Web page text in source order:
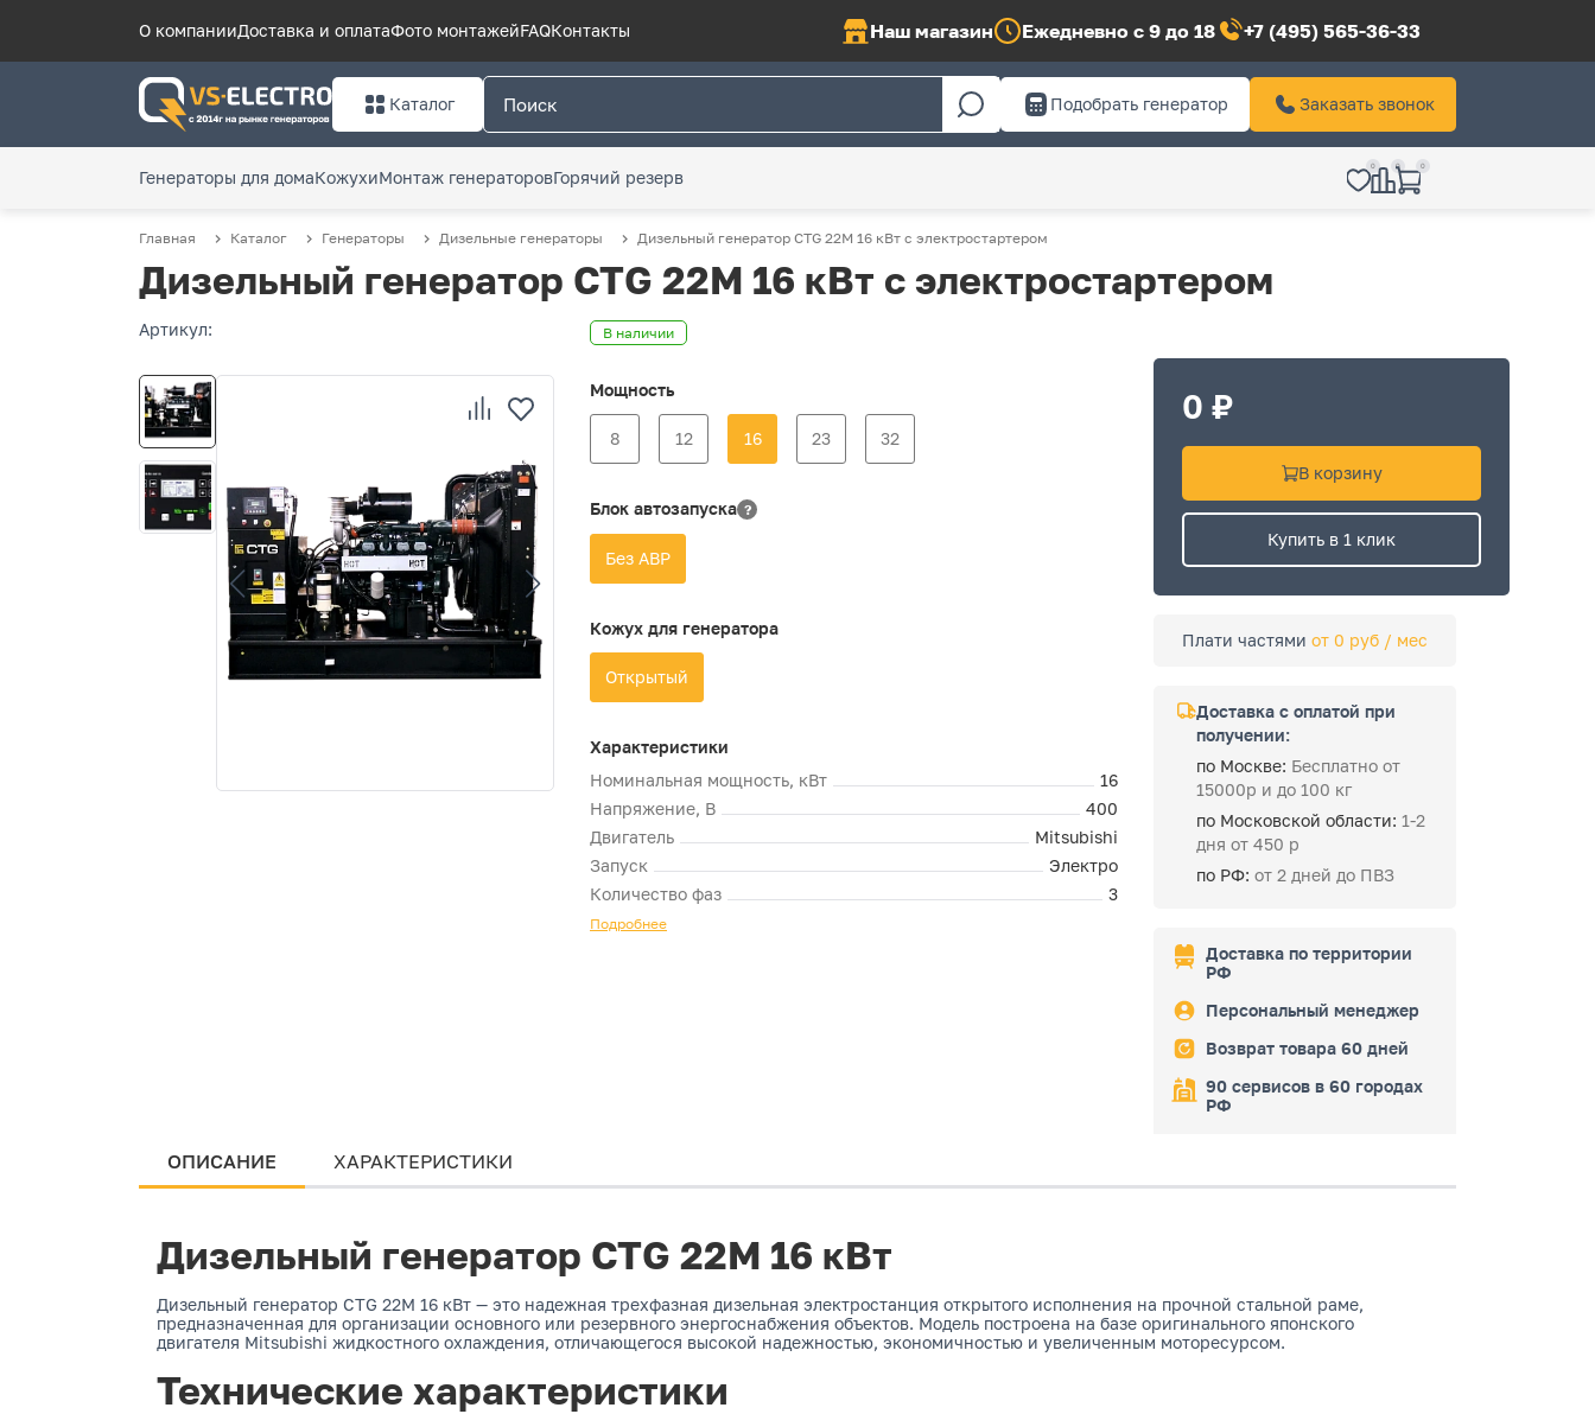
О компанииДоставка и оплатаФото монтажейFAQКонтакты Наш магазин Ежедневно с 9 до 18 +7 (495) 565-36-33
Каталог Подобрать генератор Заказать звонок
Генераторы для домаКожухиМонтаж генераторовГорячий резерв
0 0 0
Главная Каталог Генераторы Дизельные генераторы Дизельный генератор CTG 22M 16 кВт с электростартером
Дизельный генератор CTG 22M 16 кВт с электростартером
Артикул: В наличии
Мощность
8 12 16 23 32
Блок автозапуска ?
Без АВР
Кожух для генератора
Открытый
Характеристики
Номинальная мощность, кВт
16
Напряжение, В
400
Двигатель
Mitsubishi
Запуск
Электро
Количество фаз
3
Подробнее
0 ₽
В корзину
Купить в 1 клик
Плати частями от 0 руб / мес
Доставка с оплатой при
получении:
по Москве: Бесплатно от
15000р и до 100 кг
по Московской области: 1-2
дня от 450 р
по РФ: от 2 дней до ПВЗ
Доставка по территории
РФ
Персональный менеджер
Возврат товара 60 дней
90 сервисов в 60 городах
РФ
ОПИСАНИЕ ХАРАКТЕРИСТИКИ
Дизельный генератор CTG 22M 16 кВт
Дизельный генератор CTG 22M 16 кВт — это надежная трехфазная дизельная электростанция открытого исполнения на прочной стальной раме,
предназначенная для организации основного или резервного энергоснабжения объектов. Модель построена на базе оригинального японского
двигателя Mitsubishi жидкостного охлаждения, отличающегося высокой надежностью, экономичностью и увеличенным моторесурсом.
Технические характеристики